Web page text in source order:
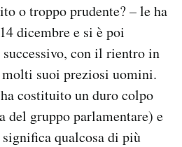
o troppo prudente? – le ha
dicembre e si è poi
con il rientro in
suoi preziosi uomini.
costituito un duro colpo
del gruppo parlamentare) e
qualcosa di più